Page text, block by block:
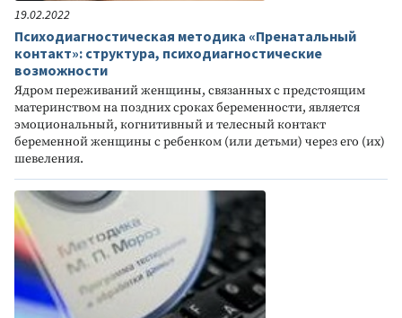
19.02.2022
Психодиагностическая методика «Пренатальный
контакт»: структура, психодиагностические
возможности
Ядром переживаний женщины, связанных с предстоящим
материнством на поздних сроках беременности, является
эмоциональный, когнитивный и телесный контакт
беременной женщины с ребенком (или детьми) через его (их)
шевеления.